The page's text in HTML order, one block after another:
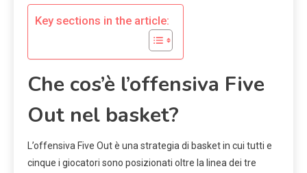
Key sections in the article:
Che cos’è l’offensiva Five
Out nel basket?
L’offensiva Five Out è una strategia di basket in cui tutti e
cinque i giocatori sono posizionati oltre la linea dei tre